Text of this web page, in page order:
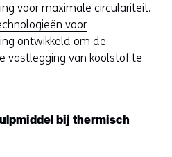
s
i
t
e
voor maximale circulariteit.
voor
ontwikkeld om de
vastlegging van koolstof te
bij thermisch